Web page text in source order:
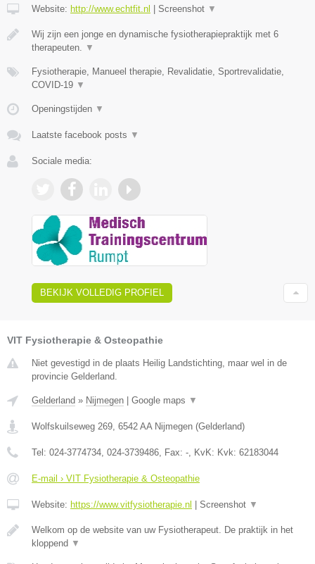
Website: http://www.echtfit.nl Screenshot ▼
Wij zijn een jonge en dynamische fysiotherapiepraktijk met 6
therapeuten. ▼
Fysiotherapie, Manueel therapie, Revalidatie, Sportrevalidatie,
COVID-19 ▼
Openingstijden ▼
Laatste facebook posts ▼
Sociale media:
BEKIJK VOLLEDIG PROFIEL
VIT Fysiotherapie & Osteopathie
Niet gevestigd in de plaats Heilig Landstichting, maar wel in de
provincie Gelderland.
Gelderland » Nijmegen Google maps ▼
Wolfskuilseweg 269 6542 AA Nijmegen (Gelderland)
Tel: 024-3774734, 024-3739486 , Fax: - , KvK: Kvk: 62183044
E-mail › VIT Fysiotherapie & Osteopathie
Website: https://www.vitfysiotherapie.nl Screenshot ▼
Welkom op de website van uw Fysiotherapeut. De praktijk in het
kloppend ▼